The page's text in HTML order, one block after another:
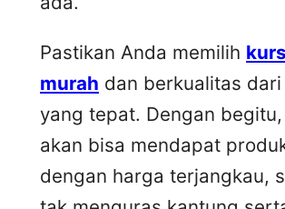
Pastikan Anda memilih
murah dan berkualitas
yang tepat. Dengan
akan bisa mendapat
dengan harga terjangkau,